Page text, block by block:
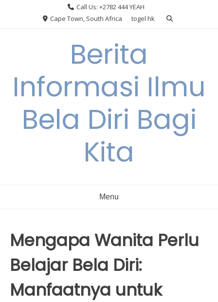
Call Us: +2782 444 YEAH
Cape Town, South Africa
togel hk
Berita
Informasi Ilmu
Bela Diri Bagi
Kita
Menu
Mengapa Wanita Perlu
Belajar Bela Diri:
Manfaatnya untuk